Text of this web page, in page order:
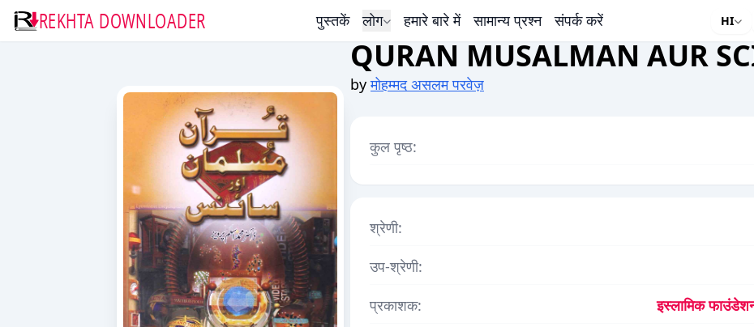
REKHTA DOWNLOADER पुस्तकें लोग हमारे बारे में सामान्य प्रश्न संपर्क करें HI
QURAN MUSALMAN AUR
byमोहम्मद असलम परवेज़
कुल पृष्ठ:
श्रेणी:
उप-श्रेणी:
प्रकाशक:
इस्लामिक फाउंडेशन